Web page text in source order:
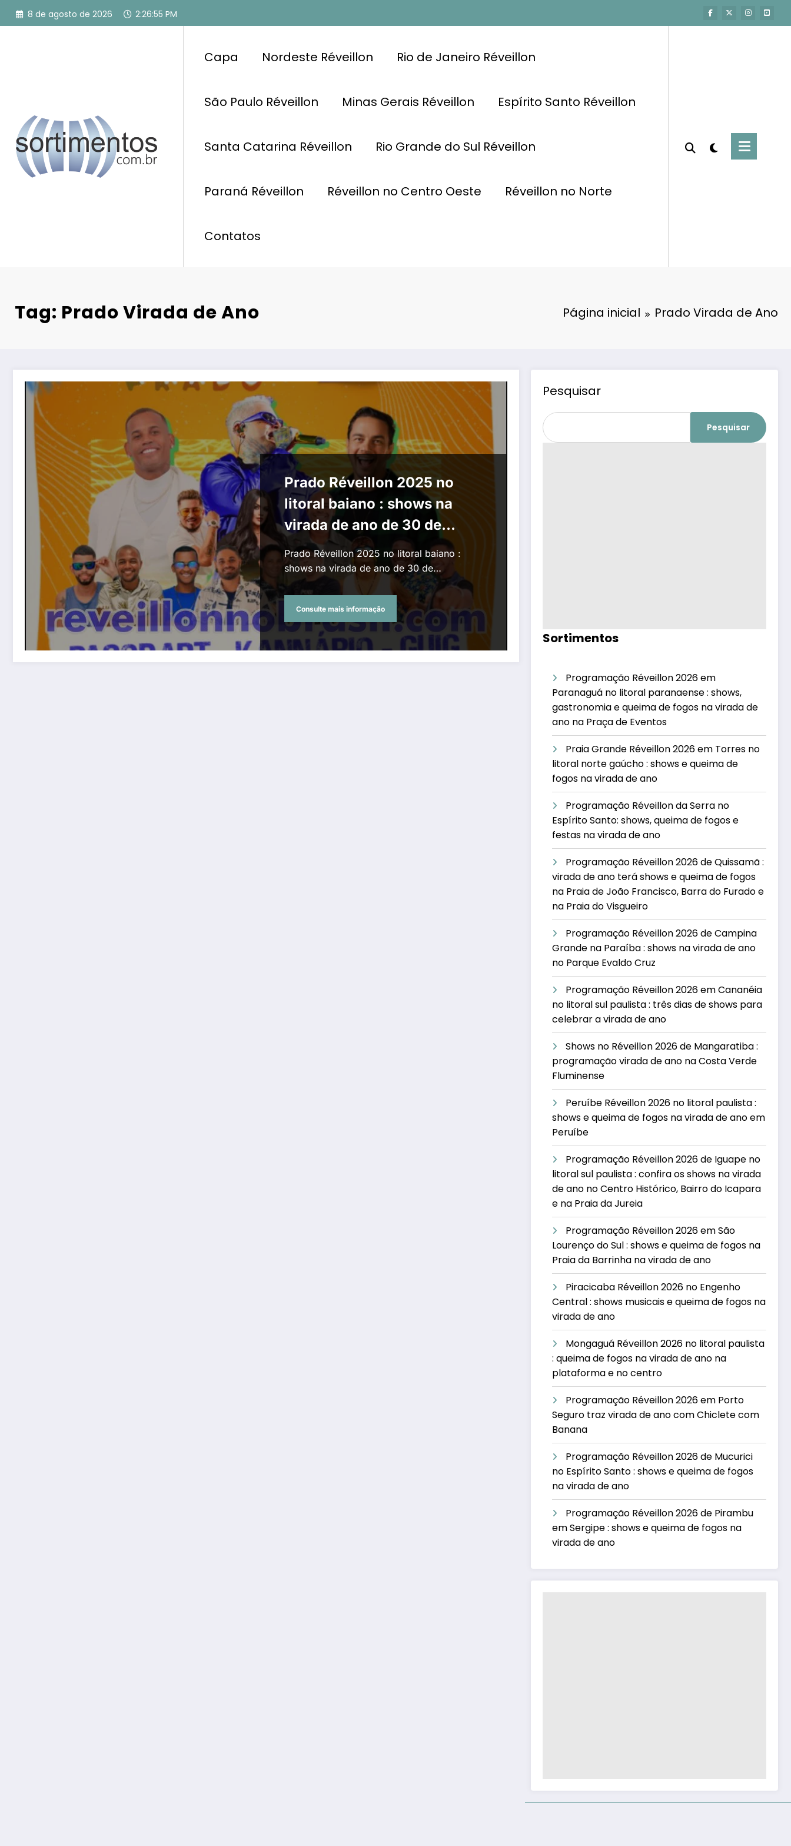
Pular
para
8 de agosto de 2026 2:26:56 PM
Capa Nordeste Réveillon Rio de Janeiro Réveillon
São Paulo Réveillon Minas Gerais Réveillon Espírito Santo Réveillon
Santa Catarina Réveillon Rio Grande do Sul Réveillon
Paraná Réveillon Réveillon no Centro Oeste Réveillon no Norte
Contatos
Tag: Prado Virada de Ano Página inicial Prado Virada de Ano
Prado Réveillon 2025 no
litoral baiano : shows na
virada de ano de 30 de
dezembro a 1º de janeiro
Prado Réveillon 2025 no litoral baiano :
shows na virada de ano de 30 de…
Consulte mais informação
Pesquisar
Pesquisar
Sortimentos
Programação Réveillon 2026 em
Paranaguá no litoral paranaense : shows,
gastronomia e queima de fogos na virada de
ano na Praça de Eventos
Praia Grande Réveillon 2026 em Torres no
litoral norte gaúcho : shows e queima de
fogos na virada de ano
Programação Réveillon da Serra no
Espírito Santo: shows, queima de fogos e
festas na virada de ano
Programação Réveillon 2026 de Quissamã :
virada de ano terá shows e queima de fogos
na Praia de João Francisco, Barra do Furado e
na Praia do Visgueiro
Programação Réveillon 2026 de Campina
Grande na Paraíba : shows na virada de ano
no Parque Evaldo Cruz
Programação Réveillon 2026 em Cananéia
no litoral sul paulista : três dias de shows para
celebrar a virada de ano
Shows no Réveillon 2026 de Mangaratiba :
programação virada de ano na Costa Verde
Fluminense
Peruíbe Réveillon 2026 no litoral paulista :
shows e queima de fogos na virada de ano em
Peruíbe
Programação Réveillon 2026 de Iguape no
litoral sul paulista : confira os shows na virada
de ano no Centro Histórico, Bairro do Icapara
e na Praia da Jureia
Programação Réveillon 2026 em São
Lourenço do Sul : shows e queima de fogos na
Praia da Barrinha na virada de ano
Piracicaba Réveillon 2026 no Engenho
Central : shows musicais e queima de fogos na
virada de ano
Mongaguá Réveillon 2026 no litoral paulista
: queima de fogos na virada de ano na
plataforma e no centro
Programação Réveillon 2026 em Porto
Seguro traz virada de ano com Chiclete com
Banana
Programação Réveillon 2026 de Mucurici
no Espírito Santo : shows e queima de fogos
na virada de ano
Programação Réveillon 2026 de Pirambu
em Sergipe : shows e queima de fogos na
virada de ano